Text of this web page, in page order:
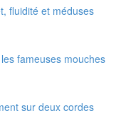
fluidité et méduses
fameuses mouches
sur deux cordes